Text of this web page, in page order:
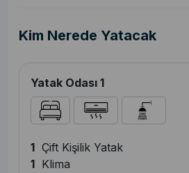
Kim Nerede Yatacak
Yatak Odası 1
1 Çift Kişilik Yatak
1 Klima